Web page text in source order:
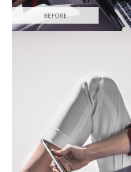
Portrait Pro
(40 Lr Presets)
Wedding Collection